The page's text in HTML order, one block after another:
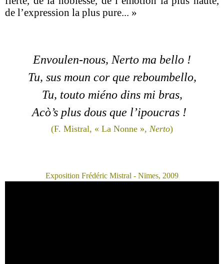
de l’expression la plus pure... »
Envoulen-nous, Nerto ma bello !
Tu, sus moun cor que reboumbello,
Tu, touto miéno dins mi bras,
Acò’s plus dous que l’ipoucras !
(F. Mistral, « La Nonne », Nerto)
Exposition Frédéric Mistral - Nïmes, 2009